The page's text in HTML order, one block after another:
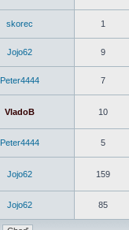
skorec 1
Jojo62 9
Peter4444 7
VladoB 10
Peter4444 5
Jojo62 159
Jojo62 85